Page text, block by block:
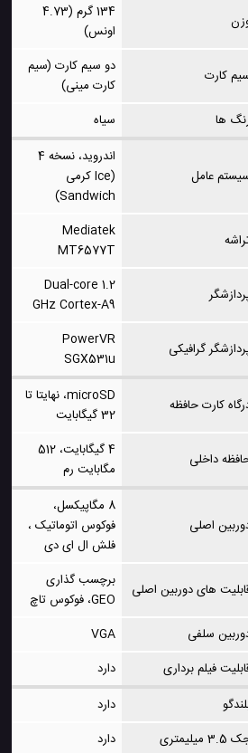
134 گرم (4.73
اونس)
کارت
دو سیم کارت (سیم
کارت مینی)
ها
سیاه
عامل
اندروید، نسخه 4
(Ice کرمی
Sandwich)
Mediatek
MT6577T
Dual-core 1.2
GHz Cortex-A9
گرافیکی
PowerVR
SGX531u
کارت حافظه
microSD، نهایتا تا
32 گیگابایت
داخلی
4 گیگابایت، 512
مگابایت رم
اصلی
8 مگاپیکسل،
فوکوس اتوماتیک ،
فلش ال ای دی
های دوربین اصلی
برچسب گذاری
GEO، فوکوس تاچ
سلفی
VGA
فیلم برداری
دارد
دارد
میلیمتری
دارد